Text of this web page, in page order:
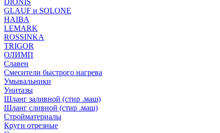
DIONIS
GLAUF и SOLONE
HAIBA
LEMARK
ROSSINKA
TRIGOR
ОЛИМП
Славен
Смесители быстрого нагрева
Умывальники
Унитазы
Шланг заливной (стир .маш)
Шланг сливной (стир .маш)
Стройматериалы
Круги отрезные